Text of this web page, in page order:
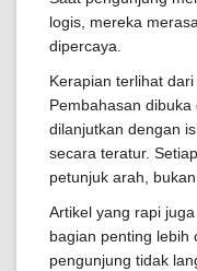
logis, mereka
dipercaya.
Kerapian terlihat
Pembahasan
dilanjutkan dengan
secara teratur.
petunjuk arah,
Artikel yang rapi
bagian penting lebih
pengunjung tidak